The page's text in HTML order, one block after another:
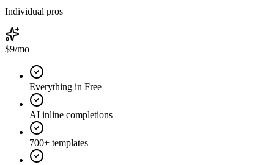
Individual pros
$9/mo
Everything in Free
AI inline completions
700+ templates